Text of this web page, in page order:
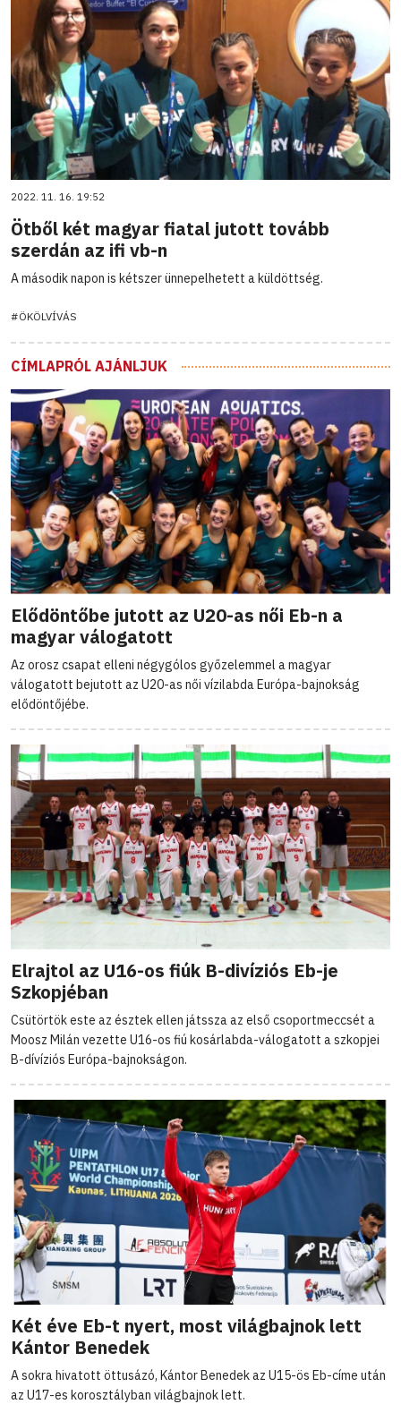
2022. 11. 16. 19:52
Ötből két magyar fiatal jutott tovább
szerdán az ifi vb-n
A második napon is kétszer ünnepelhetett a küldöttség.
#ÖKÖLVÍVÁS
CÍMLAPRÓL AJÁNLJUK
Elődöntőbe jutott az U20-as női Eb-n a
magyar válogatott
Az orosz csapat elleni négygólos győzelemmel a magyar
válogatott bejutott az U20-as női vízilabda Európa-bajnokság
elődöntőjébe.
Elrajtol az U16-os fiúk B-divíziós Eb-je
Szkopjéban
Csütörtök este az észtek ellen játssza az első csoportmeccsét a
Moosz Milán vezette U16-os fiú kosárlabda-válogatott a szkopjei
B-dívíziós Európa-bajnokságon.
Két éve Eb-t nyert, most világbajnok lett
Kántor Benedek
A sokra hivatott öttusázó, Kántor Benedek az U15-ös Eb-címe után
az U17-es korosztályban világbajnok lett.